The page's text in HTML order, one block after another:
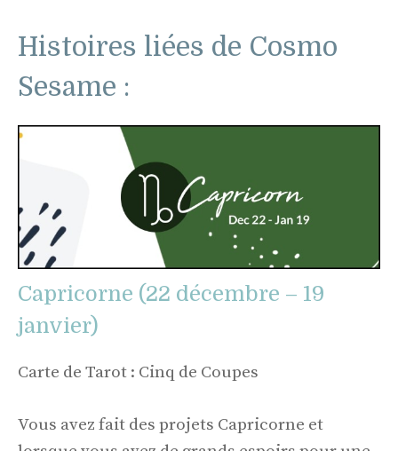
Histoires liées de Cosmo
Sesame :
Capricorne (22 décembre – 19
janvier)
Carte de Tarot : Cinq de Coupes
Vous avez fait des projets Capricorne et